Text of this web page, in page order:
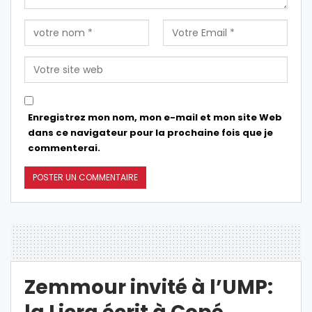
Enregistrez mon nom, mon e-mail et mon site Web
dans ce navigateur pour la prochaine fois que je
commenterai.
Zemmour invité à l’UMP: